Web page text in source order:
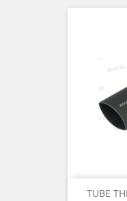
TUBE